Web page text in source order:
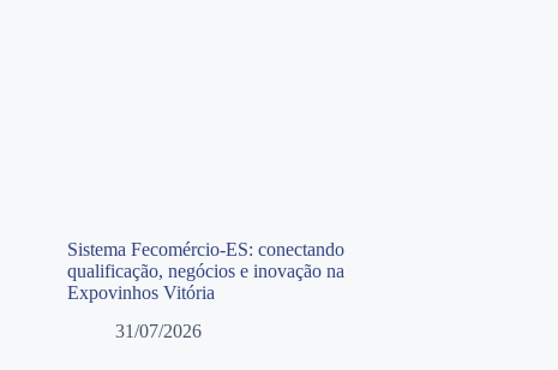
Sistema Fecomércio-ES: conectando
qualificação, negócios e inovação na
Expovinhos Vitória
31/07/2026